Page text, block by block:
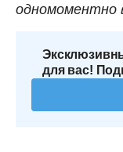
одномоментно
для вас!